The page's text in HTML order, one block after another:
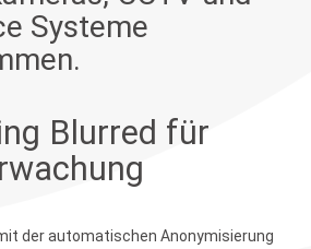
Systeme
Blurred für
der automatischen Anonymisierung